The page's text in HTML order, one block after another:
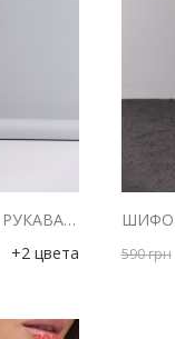
ЖІНОЧИЙ КРОП-ТОП З КОРОТКИМИ РУКАВАМИ-ЛІХТАРИКАМИ МОЛОЧНИЙ
+2 цвета 590грн